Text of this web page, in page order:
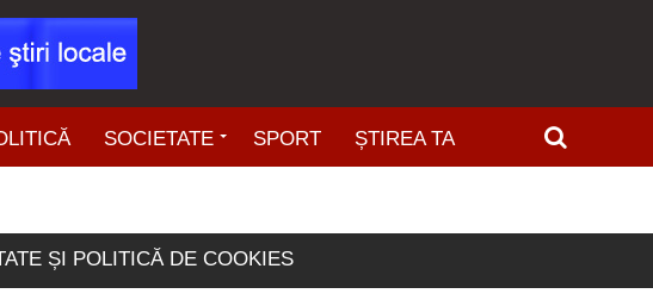
SOCIETATE SPORT ȘTIREA TA
ȘI POLITICĂ DE COOKIES